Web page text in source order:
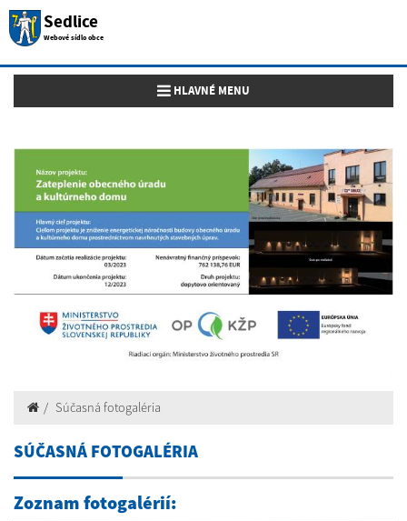
Sedlice
Webové sídlo obce
Toggle navigation
HLAVNÉ MENU
Súčasná fotogaléria
SÚČASNÁ FOTOGALÉRIA
Zoznam fotogalérií: